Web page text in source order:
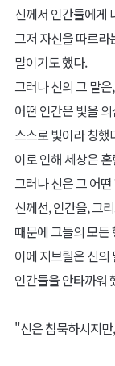
신께서 인간들에게
그저 자신을 따르라
말이기도 했다.
그러나 신의 그 말
어떤 인간은 빛을
스스로 빛이라 칭했
이로 인해 세상은
그러나 신은 그 어
신께선, 인간을, 그
때문에 그들의 모든
이에 지브릴은 신의
인간들을 안타까워
"신은 침묵하시지